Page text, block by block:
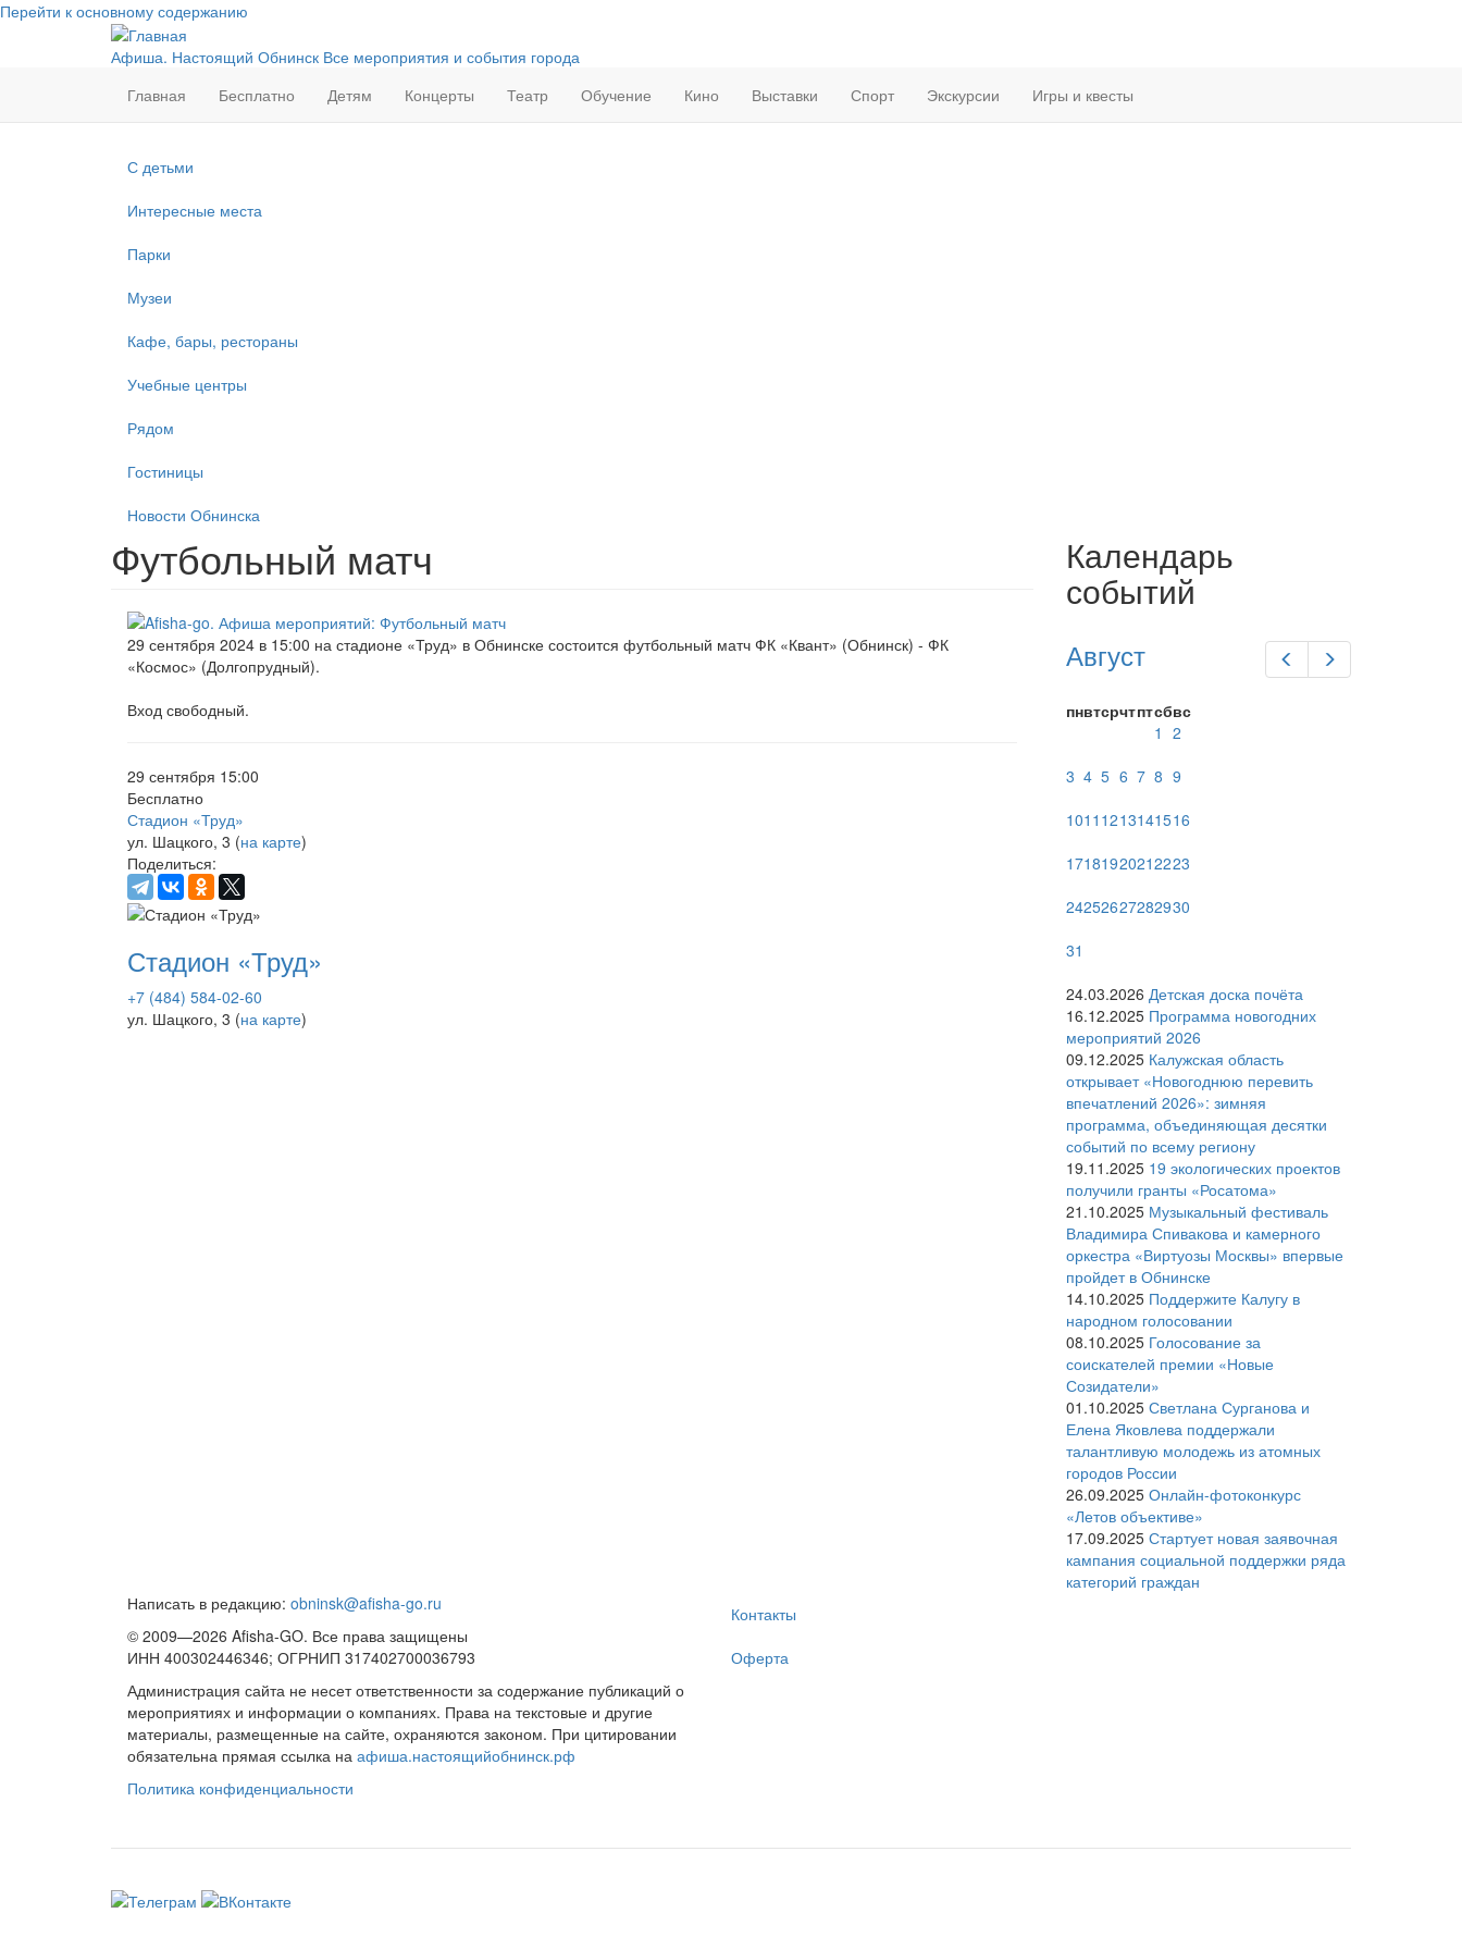
Перейти к основному содержанию
Афиша. Настоящий Обнинск Все мероприятия и события города
Главная
Бесплатно Детям Концерты Театр Обучение Кино Выставки Спорт Экскурсии Игры и квесты
С детьми
Интересные места
Парки
Музеи
Кафе, бары, рестораны
Учебные центры
Рядом
Гостиницы
Новости Обнинска
Футбольный матч
29 сентября 2024 в 15:00 на стадионе «Труд» в Обнинске состоится футбольный матч ФК «Квант» (Обнинск) - ФК
«Космос» (Долгопрудный).
Вход свободный.
29 сентября 15:00
Бесплатно
Стадион «Труд»
ул. Шацкого, 3 (на карте)
Поделиться:
Стадион «Труд»
+7 (484) 584-02-60
ул. Шацкого, 3 (на карте)
Календарь
событий
Предыдущий
Август
пнвтсрчтптсбвс
1 2
3 4 5 6 7 8 9
1011 1213141516
17181920212223
24252627282930
31
24.03.2026 Детская доска почёта
16.12.2025 Программа новогодних
мероприятий 2026
09.12.2025 Калужская область
открывает «Новогоднюю перевить
впечатлений 2026»: зимняя
программа, объединяющая десятки
событий по всему региону
19.11.2025 19 экологических проектов
получили гранты «Росатома»
21.10.2025 Музыкальный фестиваль
Владимира Спивакова и камерного
оркестра «Виртуозы Москвы» впервые
пройдет в Обнинске
14.10.2025 Поддержите Калугу в
народном голосовании
08.10.2025 Голосование за
соискателей премии «Новые
Созидатели»
01.10.2025 Светлана Сурганова и
Елена Яковлева поддержали
талантливую молодежь из атомных
городов России
26.09.2025 Онлайн-фотоконкурс
«Летов объективе»
17.09.2025 Стартует новая заявочная
кампания социальной поддержки ряда
категорий граждан
Написать в редакцию: obninsk@afisha-go.ru
© 2009—2026 Afisha-GO. Все права защищены
ИНН 400302446346; ОГРНИП 317402700036793
Администрация сайта не несет ответственности за содержание публикаций о
мероприятиях и информации о компаниях. Права на текстовые и другие
материалы, размещенные на сайте, охраняются законом. При цитировании
обязательна прямая ссылка на афиша.настоящийобнинск.рф
Политика конфиденциальности
Контакты
Оферта